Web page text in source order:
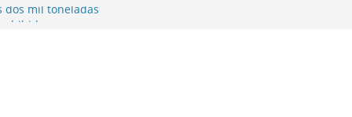
dos mil toneladas
general del